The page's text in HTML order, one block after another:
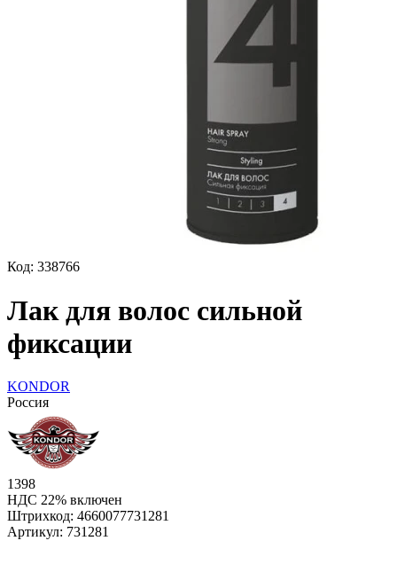
Код: 338766
Лак для волос сильной
фиксации
KONDOR
Россия
1398
НДС 22% включен
Штрихкод: 4660077731281
Артикул: 731281